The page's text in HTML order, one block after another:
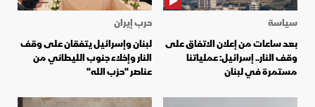
سياسة
بعد ساعات من إعلان الاتفاق على
وقف النار.. إسرائيل: عملياتنا
مستمرة في لبنان
حرب إيران
لبنان وإسرائيل يتفقان على وقف
النار وإخلاء جنوب الليطاني من
عناصر "حزب الله"